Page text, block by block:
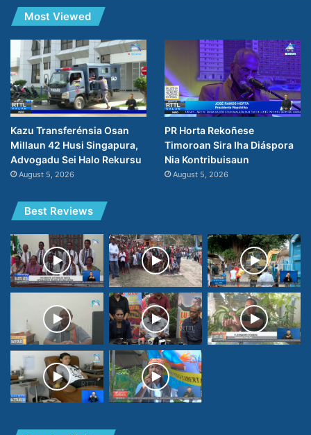
Most Viewed
Kazu Transferénsia Osan
Millaun 42 Husi Singapura,
Advogadu Sei Halo Rekursu
August 5, 2026
PR Horta Rekoñese
Timoroan Sira Iha Diáspora
Nia Kontribuisaun
August 5, 2026
Best Reviews